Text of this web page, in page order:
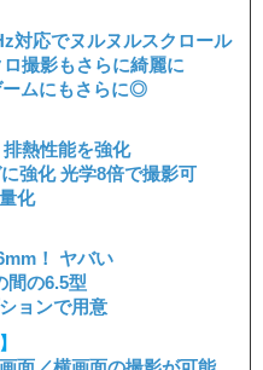
対応でヌルヌルスクロール
撮影もさらに綺麗に
ームにもさらに◎
熱性能を強化
強化 光学8倍で撮影可
化
！ ヤバい
間の6.5型
ョンで用意